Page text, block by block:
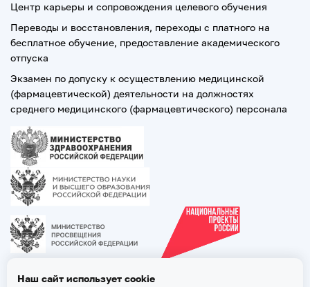
Центр карьеры и сопровождения целевого обучения
Переводы и восстановления, переходы с платного на
бесплатное обучение, предоставление академического
отпуска
Экзамен по допуску к осуществлению медицинской
(фармацевтической) деятельности на должностях
среднего медицинского (фармацевтического) персонала
Наш сайт использует cookie